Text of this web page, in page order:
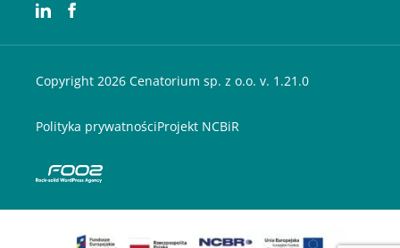
Copyright 2026 Cenatorium sp. z o.o. v. 1.21.0
Polityka prywatnościProjekt NCBiR